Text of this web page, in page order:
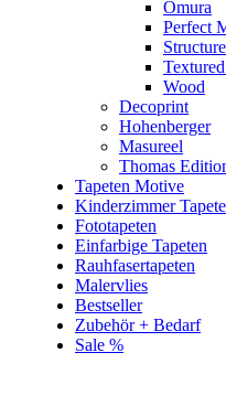
Omura
Perfect
Wood
Decoprint
Hohenberger
Masureel
Thomas
Tapeten Motive
Kinderzimmer
Fototapeten
Einfarbige Tapeten
Rauhfasertapeten
Malervlies
Bestseller
Zubehör + Bedarf
Sale %